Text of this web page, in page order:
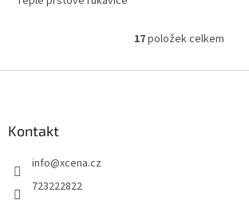
O
l
17položek celkem
Kontakt
info@xcena.cz
723222822